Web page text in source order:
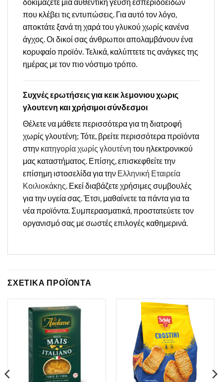
δοκιμάζετε μια αυθεντική γεύση εσπεριδοειδών
που κλέβει τις εντυπώσεις. Για αυτό τον λόγο,
αποκτάτε ξανά τη χαρά του γλυκού χωρίς κανένα
άγχος. Οι δικοί σας άνθρωποι απολαμβάνουν ένα
κορυφαίο προϊόν. Τελικά, καλύπτετε τις ανάγκες της
ημέρας με τον πιο νόστιμο τρόπο.
Συχνές ερωτήσεις για κεικ λεμονιου χωρις
γλουτενη και χρήσιμοι σύνδεσμοι
Θέλετε να μάθετε περισσότερα για τη διατροφή
χωρίς γλουτένη; Τότε, βρείτε περισσότερα προϊόντα
στην κατηγορία χωρίς γλουτένη του ηλεκτρονικού
μας καταστήματος. Επίσης, επισκεφθείτε την
επίσημη ιστοσελίδα για την Ελληνική Εταιρεία
Κοιλιοκάκης. Εκεί διαβάζετε χρήσιμες συμβουλές
για την υγεία σας. Έτσι, μαθαίνετε τα πάντα για τα
νέα προϊόντα. Συμπερασματικά, προστατεύετε τον
οργανισμό σας με σωστές επιλογές καθημερινά.
ΣΧΕΤΙΚΑ ΠΡΟΪΟΝΤΑ